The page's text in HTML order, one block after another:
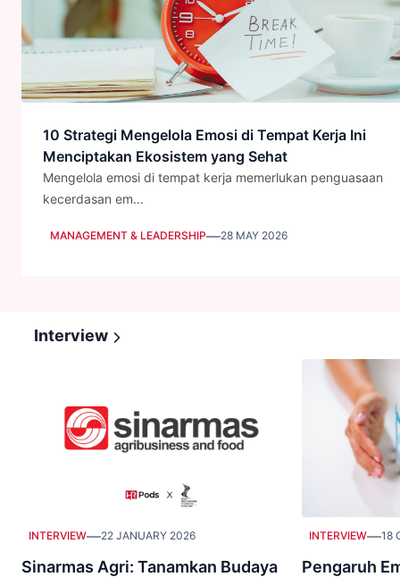
10 Strategi Mengelola Emosi di Tempat Kerja Ini
Menciptakan Ekosistem yang Sehat
Mengelola emosi di tempat kerja memerlukan penguasaan
kecerdasan em...
MANAGEMENT & LEADERSHIP—28 MAY 2026
Interview
INTERVIEW—22 JANUARY 2026
Sinarmas Agri: Tanamkan Budaya
INTERVIEW—18
Pengaruh